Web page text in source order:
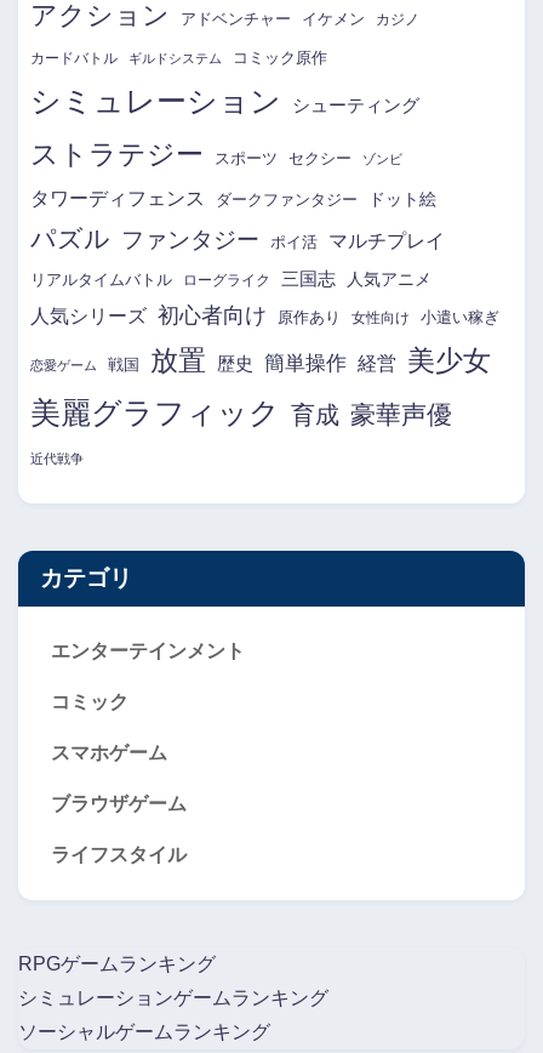
アクション アドベンチャー イケメン カジノ
カードバトル ギルドシステム コミック原作
シミュレーション シューティング
ストラテジー スポーツ セクシー ゾンビ
タワーディフェンス ダークファンタジー ドット絵
パズル ファンタジー ポイ活 マルチプレイ
リアルタイムバトル ローグライク 三国志 人気アニメ
人気シリーズ 初心者向け 原作あり 女性向け 小遣い稼ぎ
恋愛ゲーム 戦国 放置 歴史 簡単操作 経営 美少女
美麗グラフィック 育成 豪華声優
近代戦争
カテゴリ
エンターテインメント
コミック
スマホゲーム
ブラウザゲーム
ライフスタイル
RPGゲームランキング
シミュレーションゲームランキング
ソーシャルゲームランキング